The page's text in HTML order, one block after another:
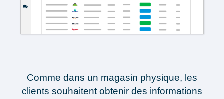
Comme dans un magasin physique, les
clients souhaitent obtenir des informations